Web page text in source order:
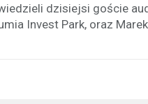
dzisiejsi goście
Invest Park, oraz